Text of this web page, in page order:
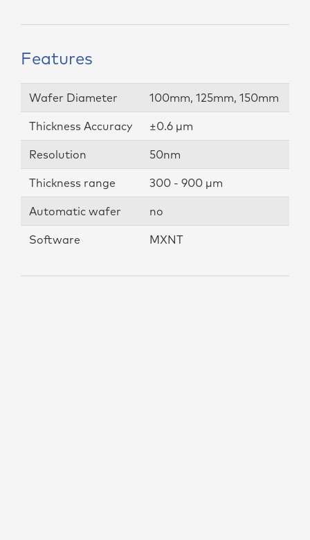
Features
Wafer Diameter 100mm, 125mm, 150mm
Thickness Accuracy ±0.6 µm
Resolution 50nm
Thickness range 300 - 900 µm
Automatic wafer no
Software MXNT